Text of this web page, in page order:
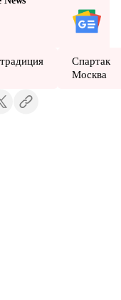
Спартак
Москва